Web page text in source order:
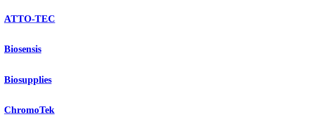
ATTO-TEC
Biosensis
Biosupplies
ChromoTek